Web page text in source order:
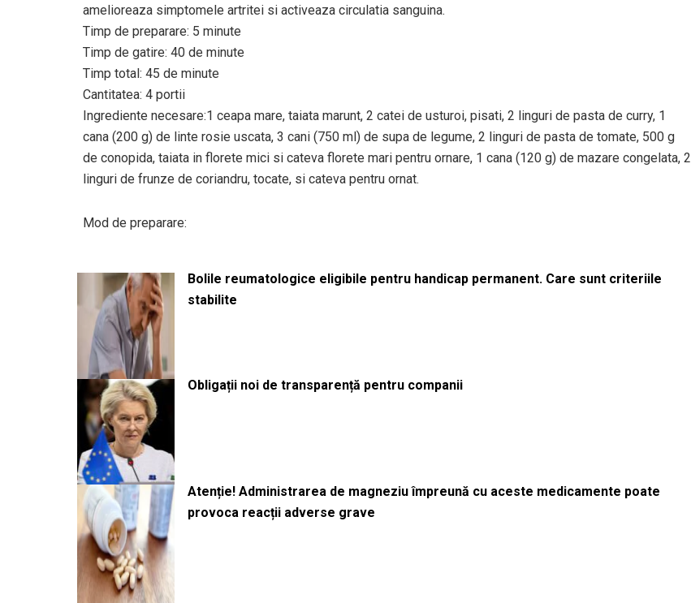
amelioreaza simptomele artritei si activeaza circulatia sanguina.
Timp de preparare: 5 minute
Timp de gatire: 40 de minute
Timp total: 45 de minute
Cantitatea: 4 portii
Ingrediente necesare:1 ceapa mare, taiata marunt, 2 catei de usturoi, pisati, 2 linguri de pasta de curry, 1
cana (200 g) de linte rosie uscata, 3 cani (750 ml) de supa de legume, 2 linguri de pasta de tomate, 500 g
de conopida, taiata in florete mici si cateva florete mari pentru ornare, 1 cana (120 g) de mazare congelata, 2
linguri de frunze de coriandru, tocate, si cateva pentru ornat.
Mod de preparare:
Bolile reumatologice eligibile pentru handicap permanent. Care sunt criteriile
stabilite
Obligații noi de transparență pentru companii
Atenție! Administrarea de magneziu împreună cu aceste medicamente poate
provoca reacții adverse grave